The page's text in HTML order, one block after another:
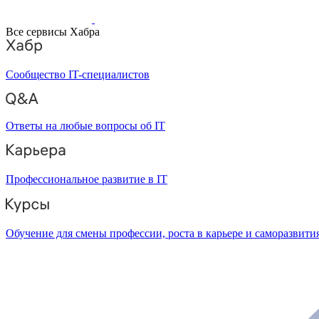
Все сервисы Хабра
Сообщество IT-специалистов
Ответы на любые вопросы об IT
Профессиональное развитие в IT
Обучение для смены профессии, роста в карьере и